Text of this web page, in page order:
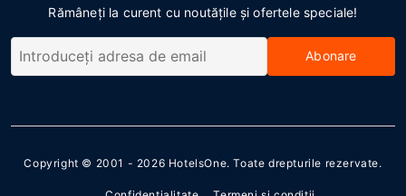
Rămâneți la curent cu noutățile și ofertele speciale!
Abonare
Copyright © 2001 - 2026 HotelsOne. Toate drepturile rezervate.